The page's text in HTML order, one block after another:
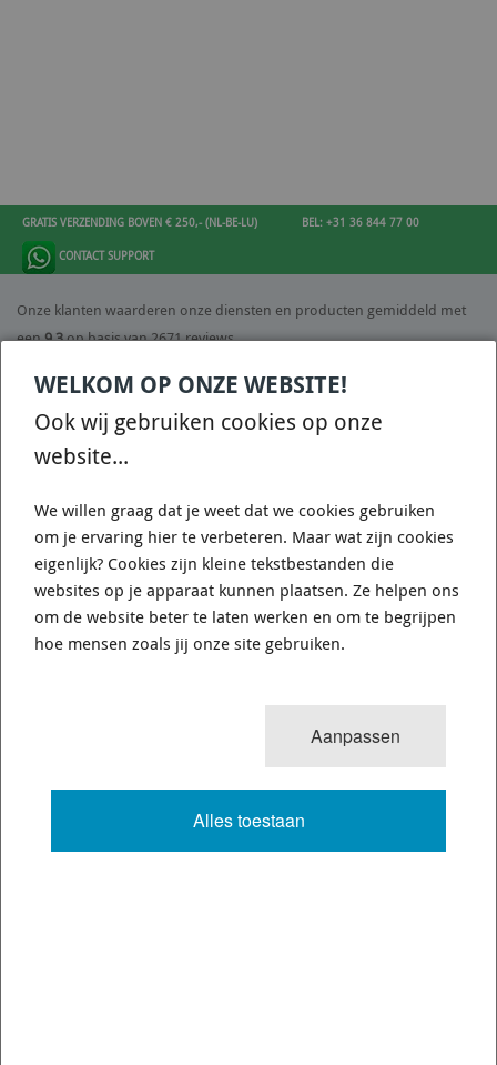
GRATIS VERZENDING BOVEN € 250,- (NL-BE-LU) BEL: +31 36 844 77 00
CONTACT SUPPORT
Onze klanten waarderen onze diensten en producten gemiddeld met
een9.3op basis van 2671 reviews.
CONTACT
Fine Line Imports
Walmolenstraat 33-35
1333 BZAlmere Buiten
WELKOM OP ONZE WEBSITE!
Ook wij gebruiken cookies op onze
website...
We willen graag dat je weet dat we cookies gebruiken
om je ervaring hier te verbeteren. Maar wat zijn cookies
eigenlijk? Cookies zijn kleine tekstbestanden die
websites op je apparaat kunnen plaatsen. Ze helpen ons
om de website beter te laten werken en om te begrijpen
hoe mensen zoals jij onze site gebruiken.
Aanpassen
Alles toestaan